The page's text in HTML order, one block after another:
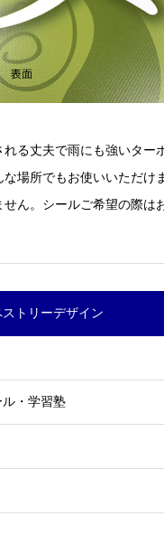
る丈夫で雨にも強いター
な場所でもお使いいただけ
ん。シールご希望の際は
トリーデザイン
・学習塾